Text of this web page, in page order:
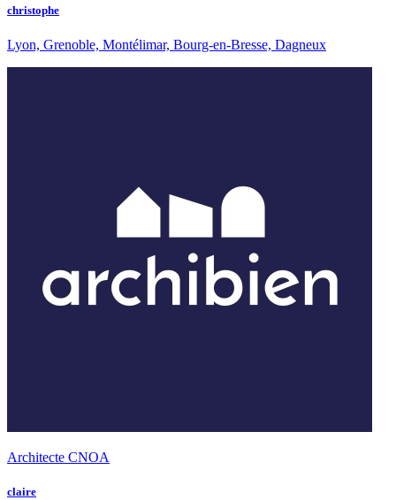
christophe
Lyon, Grenoble, Montélimar, Bourg-en-Bresse, Dagneux
Architecte CNOA
claire